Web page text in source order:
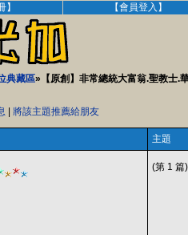
】 【會員登入】
典藏區»【原創】非常總統大富翁.聖教士.
將該主題推薦給朋友
主題
(第 1 篇)